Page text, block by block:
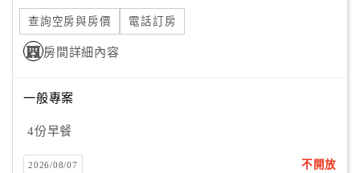
查詢空房與房價 電話訂房
房間詳細內容
一般專案
4份早餐
2026/08/07 不開放